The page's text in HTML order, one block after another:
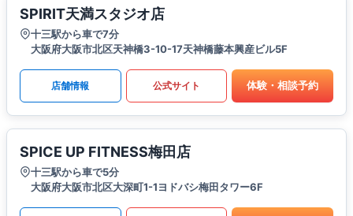
SPIRIT天満スタジオ店
十三駅から車で7分
大阪府大阪市北区天神橋3-10-17天神橋藤本興産ビル5F
店舗情報 公式サイト 体験・相談予約
SPICE UP FITNESS梅田店
十三駅から車で5分
大阪府大阪市北区大深町1-1ヨドバシ梅田タワー6F